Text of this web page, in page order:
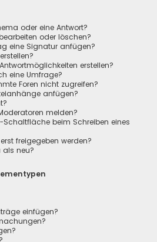
oder eine Antwort?
oder löschen?
eine Signatur anfügen?
erstellen?
eine Umfrage?
Foren nicht zugreifen?
anfügen?
melden?
Schaltfläche beim Schreiben eines
freigegeben werden?
als neu?
einfügen?